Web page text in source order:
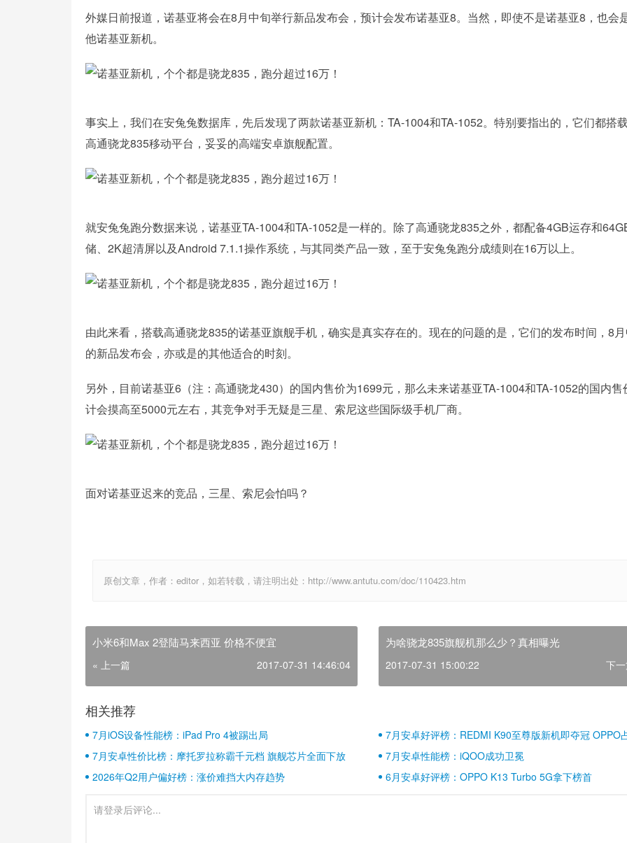
外媒日前报道，诺基亚将会在8月中旬举行新品发布会，预计会发布诺基亚8。当然，即使不是诺基亚8，也会
他诺基亚新机。
事实上，我们在安兔兔数据库，先后发现了两款诺基亚新机：TA-1004和TA-1052。特别要指出的，它们都搭
高通骁龙835移动平台，妥妥的高端安卓旗舰配置。
就安兔兔跑分数据来说，诺基亚TA-1004和TA-1052是一样的。除了高通骁龙835之外，都配备4GB运存和
储、2K超清屏以及Android 7.1.1操作系统，与其同类产品一致，至于安兔兔跑分成绩则在16万以上。
由此来看，搭载高通骁龙835的诺基亚旗舰手机，确实是真实存在的。现在的问题的是，它们的发布时间，8
的新品发布会，亦或是的其他适合的时刻。
另外，目前诺基亚6（注：高通骁龙430）的国内售价为1699元，那么未来诺基亚TA-1004和TA-1052的国内售
计会摸高至5000元左右，其竞争对手无疑是三星、索尼这些国际级手机厂商。
面对诺基亚迟来的竞品，三星、索尼会怕吗？
原创文章，作者：editor，如若转载，请注明出处：http://www.antutu.com/doc/110423.htm
小米6和Max 2登陆马来西亚 价格不便宜
« 上一篇 2017-07-31 14:46:04
为啥骁龙835旗舰机那么少？真相曝光
2017-07-31 15:00:22 下
相关推荐
7月iOS设备性能榜：iPad Pro 4被踢出局
7月安卓好评榜：REDMI K90至尊版新机即夺冠 OPPO
壁江山
7月安卓性价比榜：摩托罗拉称霸千元档 旗舰芯片全面下放
7月安卓性能榜：iQOO成功卫冕
2026年Q2用户偏好榜：涨价难挡大内存趋势
6月安卓好评榜：OPPO K13 Turbo 5G拿下榜首